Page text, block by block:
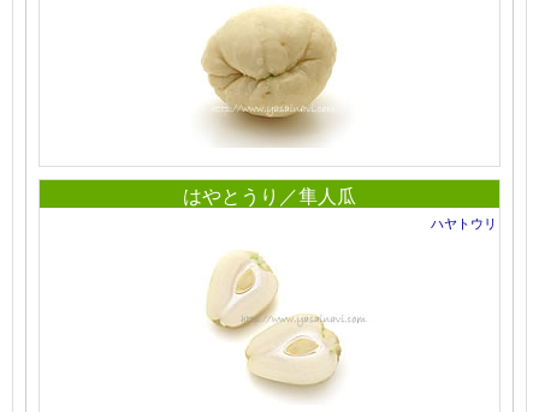
はやとうり／隼人瓜
ハヤトウリ